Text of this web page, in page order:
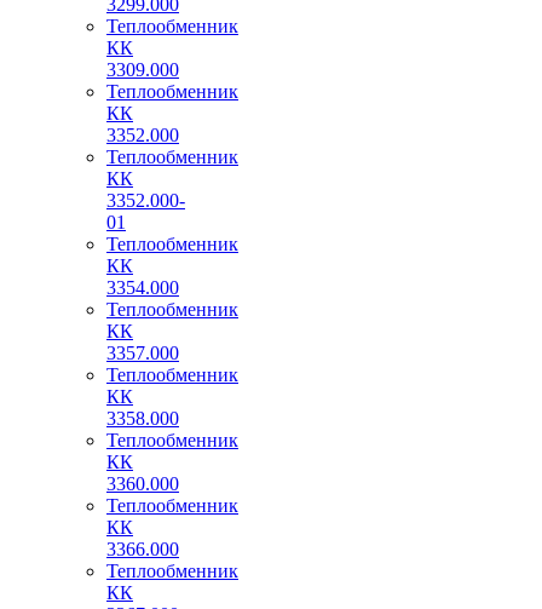
Теплообменник
КК
3309.000
Теплообменник
КК
3352.000
Теплообменник
КК
3352.000-
01
Теплообменник
КК
3354.000
Теплообменник
КК
3357.000
Теплообменник
КК
3358.000
Теплообменник
КК
3360.000
Теплообменник
КК
3366.000
Теплообменник
КК